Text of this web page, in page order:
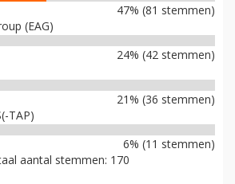
47% (81 stemmen)
(EAG)
24% (42 stemmen)
21% (36 stemmen)
TAP)
6% (11 stemmen)
aantal stemmen: 170